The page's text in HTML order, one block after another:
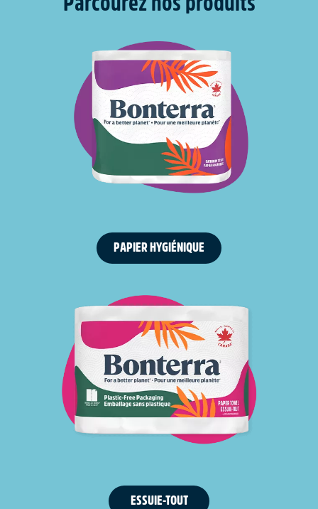
PAPIER HYGIÉNIQUE
ESSUIE-TOUT